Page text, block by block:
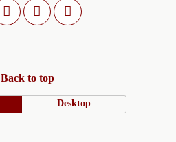
Back to top
Desktop